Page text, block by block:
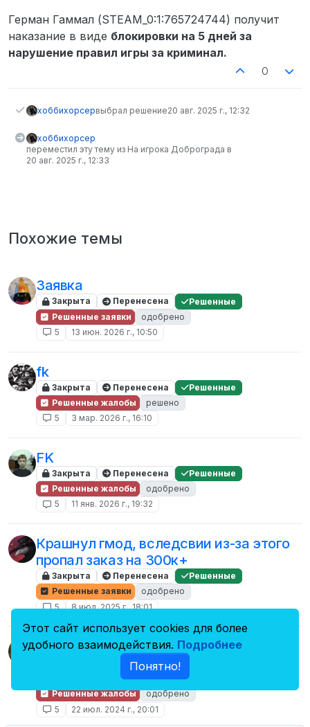
Герман Гаммал (STEAM_0:1:765724744) получит
наказание в виде блокировки на 5 дней за
нарушение правил игры за криминал.
0
хоббихорсервыбрал решение20 авг. 2025 г., 12:32
хоббихорсер
переместил эту тему из На игрока Доброграда в
20 авг. 2025 г., 12:33
Похожие темы
Заявка
Закрыта Перенесена
Решенные
Решенные заявки
одобрено
5
13 июн. 2026 г., 10:50
fk
Закрыта Перенесена
Решенные
Решенные жалобы
решено
5
3 мар. 2026 г., 16:10
FK
Закрыта Перенесена
Решенные
Решенные жалобы
одобрено
5
11 янв. 2026 г., 19:32
Крашнул гмод, вследсвии из-за этого
пропал заказ на 300к+
Закрыта Перенесена
Решенные
Решенные заявки
одобрено
5
8 июл. 2025 г., 18:01
FK + PG + НПИЗК + 15 часов игровой
сессии moment
Перенесена
Решенные
Решенные жалобы
одобрено
5
22 июл. 2024 г., 20:01
Этот сайт использует cookies для более
удобного взаимодействия. Подробнее
Понятно!